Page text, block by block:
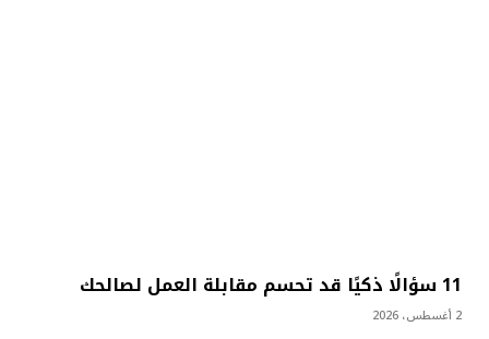
11 سؤالًا ذكيًا قد تحسم مقابلة العمل لصالحك
2 أغسطس، 2026